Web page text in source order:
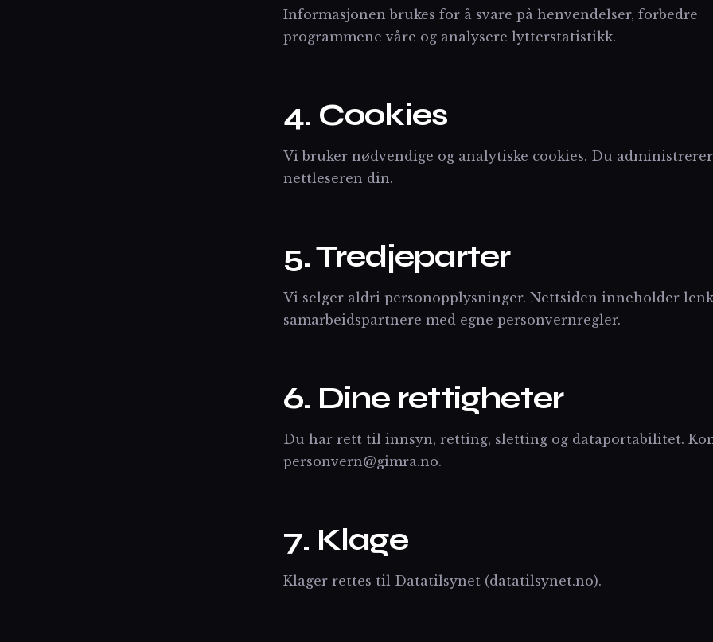
Informasjonen brukes for å svare på henvendelser, forbedre
programmene våre og analysere lytterstatistikk.
4. Cookies
Vi bruker nødvendige og analytiske cookies. Du
nettleseren din.
5. Tredjeparter
Vi selger aldri personopplysninger. Nettsiden inneholder
samarbeidspartnere med egne personvernregler.
6. Dine rettigheter
Du har rett til innsyn, retting, sletting og dataportabilitet.
personvern@gimra.no.
7. Klage
Klager rettes til Datatilsynet (datatilsynet.no).